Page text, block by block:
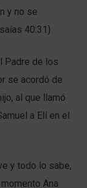
y no se
40:31)
Padre de los
se acordó de
al que llamó
a Elí en el
y todo lo sabe,
Ana